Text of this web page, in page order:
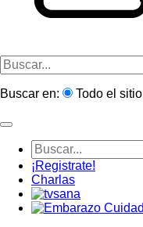
Buscar en: Todo el sitio
¡Registrate!
Charlas